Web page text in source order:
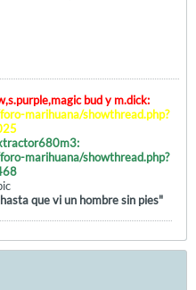
bud y m.dick:
marihuana/showthread.php?
marihuana/showthread.php?
que vi un hombre sin pies"